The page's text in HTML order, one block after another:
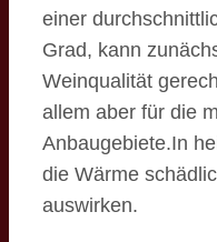
einer
Grad, kann
Weinqualität
allem aber für die
Anbaugebiete.In
die Wärme
auswirken.